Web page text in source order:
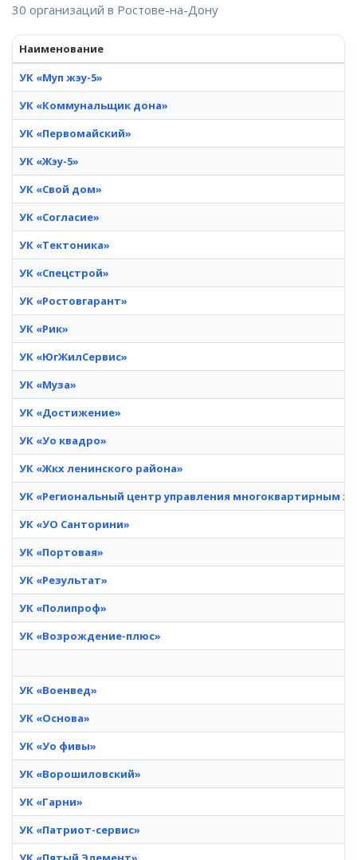
30 организаций в Ростове-на-Дону
Наименование
УК «Муп жэу-5»
УК «Коммунальщик дона»
УК «Первомайский»
УК «Жэу-5»
УК «Свой дом»
УК «Согласие»
УК «Тектоника»
УК «Спецстрой»
УК «Ростовгарант»
УК «Рик»
УК «ЮгЖилСервис»
УК «Муза»
УК «Достижение»
УК «Уо квадро»
УК «Жкх ленинского района»
УК «Региональный центр управления многоквартирным
УК «УО Санторини»
УК «Портовая»
УК «Результат»
УК «Полипроф»
УК «Возрождение-плюс»
УК «Военвед»
УК «Основа»
УК «Уо фивы»
УК «Ворошиловский»
УК «Гарни»
УК «Патриот-сервис»